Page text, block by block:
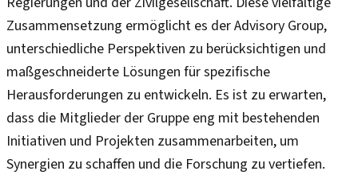
Zusammensetzung ermöglicht es der Advisory Group,
unterschiedliche Perspektiven zu berücksichtigen und
maßgeschneiderte Lösungen für spezifische
Herausforderungen zu entwickeln. Es ist zu erwarten,
dass die Mitglieder der Gruppe eng mit bestehenden
Initiativen und Projekten zusammenarbeiten, um
Synergien zu schaffen und die Forschung zu vertiefen.